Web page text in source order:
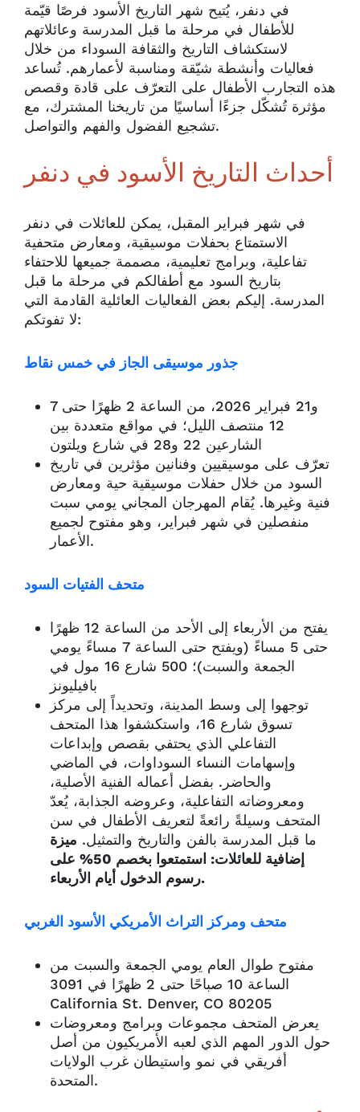
في دنفر، يُتيح شهر التاريخ الأسود فرصًا قيّمة
للأطفال في مرحلة ما قبل المدرسة وعائلاتهم
لاستكشاف التاريخ والثقافة السوداء من خلال
فعاليات وأنشطة شيّقة ومناسبة لأعمارهم. تُساعد
هذه التجارب الأطفال على التعرّف على قادة وقصص
مؤثرة تُشكّل جزءًا أساسيًا من تاريخنا المشترك، مع
تشجيع الفضول والفهم والتواصل.
أحداث التاريخ الأسود في دنفر
في شهر فبراير المقبل، يمكن للعائلات في دنفر
الاستمتاع بحفلات موسيقية، ومعارض متحفية
تفاعلية، وبرامج تعليمية، مصممة جميعها للاحتفاء
بتاريخ السود مع أطفالكم في مرحلة ما قبل
المدرسة. إليكم بعض الفعاليات العائلية القادمة التي
لا تفوتكم:
7 و21 فبراير 2026، من الساعة 2 ظهرًا حتى
12 منتصف الليل؛ في مواقع متعددة بين
الشارعين 22 و28 في شارع ويلتون
تعرّف على موسيقيين وفنانين مؤثرين في تاريخ
السود من خلال حفلات موسيقية حية ومعارض
فنية وغيرها. يُقام المهرجان المجاني يومي سبت
منفصلين في شهر فبراير، وهو مفتوح لجميع
الأعمار.
متحف الفتيات السود
يفتح من الأربعاء إلى الأحد من الساعة 12 ظهرًا
حتى 5 مساءً (ويفتح حتى الساعة 7 مساءً يومي
الجمعة والسبت)؛ 500 شارع 16 مول في
بافيليونز
توجهوا إلى وسط المدينة، وتحديداً إلى مركز
تسوق شارع 16، واستكشفوا هذا المتحف
التفاعلي الذي يحتفي بقصص وإبداعات
وإسهامات النساء السوداوات، في الماضي
والحاضر. بفضل أعماله الفنية الأصلية،
ومعروضاته التفاعلية، وعروضه الجذابة، يُعدّ
المتحف وسيلةً رائعةً لتعريف الأطفال في سن
ما قبل المدرسة بالفن والتاريخ والتمثيل. ميزة
إضافية للعائلات: استمتعوا بخصم 50% على
رسوم الدخول أيام الأربعاء.
متحف ومركز التراث الأمريكي الأسود الغربي
مفتوح طوال العام يومي الجمعة والسبت من
الساعة 10 صباحًا حتى 2 ظهرًا في 3091
California St. Denver, CO 80205
يعرض المتحف مجموعات وبرامج ومعروضات
حول الدور المهم الذي لعبه الأمريكيون من أصل
أفريقي في نمو واستيطان غرب الولايات
المتحدة.